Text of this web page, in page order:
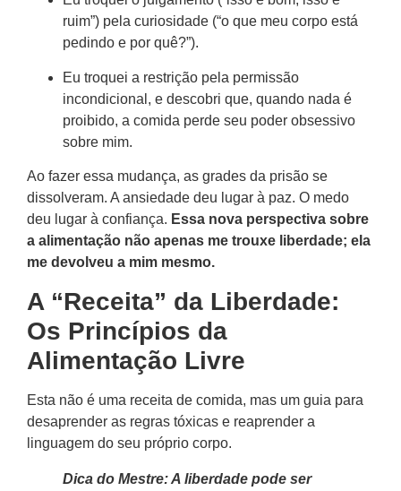
ruim”) pela curiosidade (“o que meu corpo está
pedindo e por quê?”).
Eu troquei a restrição pela permissão
incondicional, e descobri que, quando nada é
proibido, a comida perde seu poder obsessivo
sobre mim.
Ao fazer essa mudança, as grades da prisão se
dissolveram. A ansiedade deu lugar à paz. O medo
deu lugar à confiança. Essa nova perspectiva sobre
a alimentação não apenas me trouxe liberdade; ela
me devolveu a mim mesmo.
A “Receita” da Liberdade:
Os Princípios da
Alimentação Livre
Esta não é uma receita de comida, mas um guia para
desaprender as regras tóxicas e reaprender a
linguagem do seu próprio corpo.
Dica do Mestre: A liberdade pode ser